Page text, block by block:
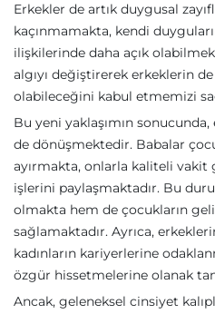
Erkekler de artık duygusal
kaçınmamakta, kendi
ilişkilerinde daha açık
algıyı değiştirerek erkeklerin
olabileceğini kabul etmemizi
Bu yeni yaklaşımın
de dönüşmektedir. Babalar
ayırmakta, onlarla kaliteli vakit
işlerini paylaşmaktadır. Bu
olmakta hem de çocukların
sağlamaktadır. Ayrıca,
kadınların kariyerlerine
özgür hissetmelerine olanak
Ancak, geleneksel cinsiyet